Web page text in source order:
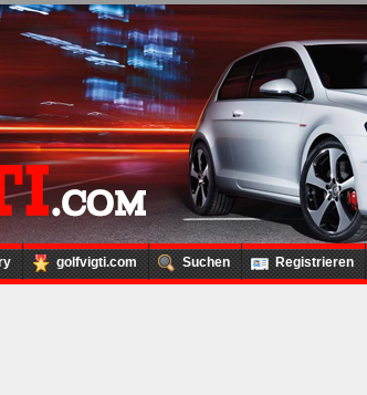
golfvigti.com Suchen Registrieren